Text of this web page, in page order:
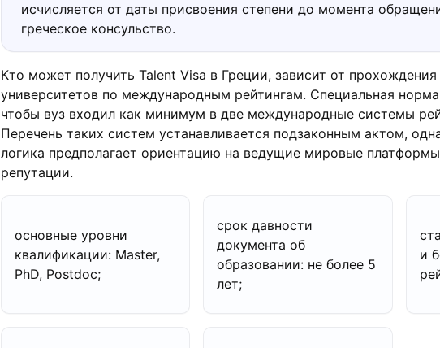
исчисляется от даты присвоения степени до момента
греческое консульство.
Кто может получить Talent Visa в Греции, зависит от
университетов по международным рейтингам. Специальная норма
чтобы вуз входил как минимум в две международные системы
Перечень таких систем устанавливается подзаконным актом,
логика предполагает ориентацию на ведущие мировые
репутации.
основные уровни
квалификации: Master,
PhD, Postdoc;
срок давности
документа об
образовании: не более 5
лет;
и